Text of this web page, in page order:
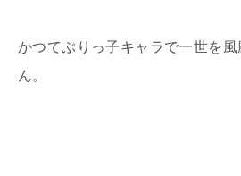
かつてぶりっ子キャラで一世を風
ん。